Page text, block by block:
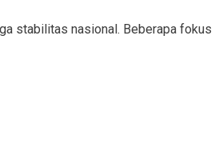
stabilitas nasional. Beberapa fokus